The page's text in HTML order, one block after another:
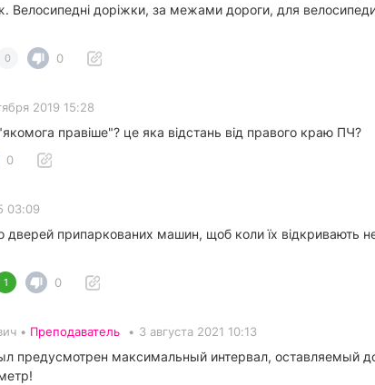
Велосипедні доріжки, за межами дороги, для
0 0
2019 15:28
правіше"? це яка відстань від правого краю ПЧ?
0
03:09
припаркованих машин, щоб коли їх відкривають
1 0
• Преподаватель • 3 августа 2021 10:13
предусмотрен максимальный интервал, оставляемый